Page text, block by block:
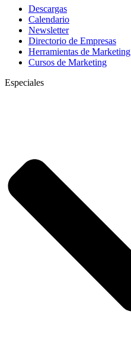
Descargas
Calendario
Newsletter
Directorio de Empresas
Herramientas de Marketing
Cursos de Marketing
Especiales